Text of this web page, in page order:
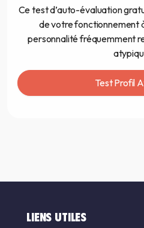
Ce test d’auto-évaluation
de votre fonctionnement
personnalité fréquemment
Test Profil
LIENS UTILES